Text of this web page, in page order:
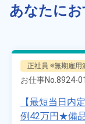
あなたに
正社員 ※無期雇用
お仕事No. 8924-01
【最短当日内
例42万円★備